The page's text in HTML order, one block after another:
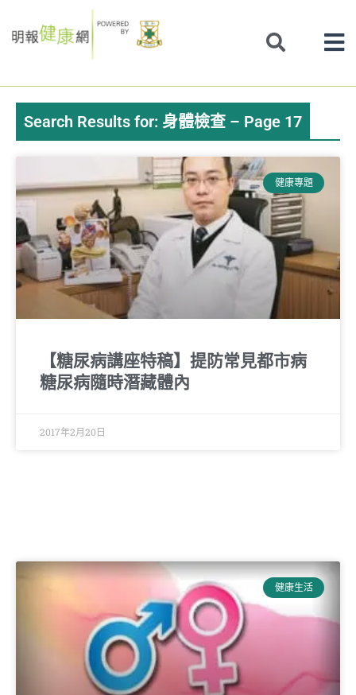
to
Search Results for: 身體檢查 – Page 17
健康專題
【糖尿病講座特稿】提防常見都市病
糖尿病隨時潛藏體內
2017年2月20日
健康生活
Page PagePagePage